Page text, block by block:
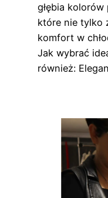
głębia
które nie tylko
komfort w
Jak wybrać
również: